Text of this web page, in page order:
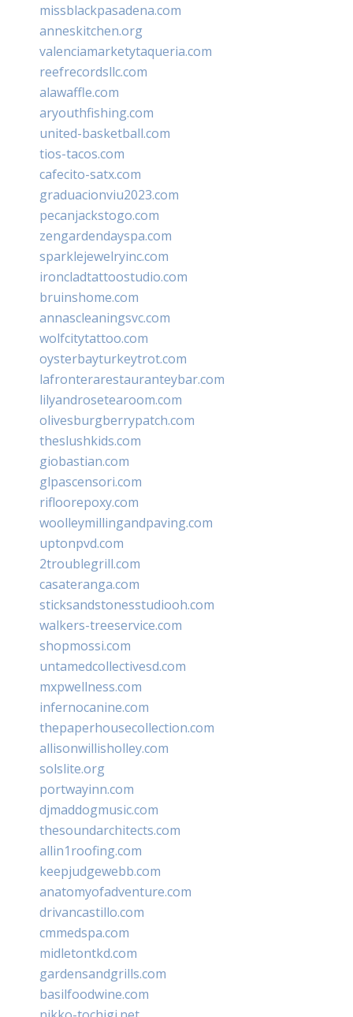
missblackpasadena.com
anneskitchen.org
valenciamarketytaqueria.com
reefrecordsllc.com
alawaffle.com
aryouthfishing.com
united-basketball.com
tios-tacos.com
cafecito-satx.com
graduacionviu2023.com
pecanjackstogo.com
zengardendayspa.com
sparklejewelryinc.com
ironcladtattoostudio.com
bruinshome.com
annascleaningsvc.com
wolfcitytattoo.com
oysterbayturkeytrot.com
lafronterarestauranteybar.com
lilyandrosetearoom.com
olivesburgberrypatch.com
theslushkids.com
giobastian.com
glpascensori.com
rifloorepoxy.com
woolleymillingandpaving.com
uptonpvd.com
2troublegrill.com
casateranga.com
sticksandstonesstudiooh.com
walkers-treeservice.com
shopmossi.com
untamedcollectivesd.com
mxpwellness.com
infernocanine.com
thepaperhousecollection.com
allisonwillisholley.com
solslite.org
portwayinn.com
djmaddogmusic.com
thesoundarchitects.com
allin1roofing.com
keepjudgewebb.com
anatomyofadventure.com
drivancastillo.com
cmmedspa.com
midletontkd.com
gardensandgrills.com
basilfoodwine.com